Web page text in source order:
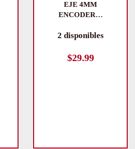
EJE 4MM
ENCODER…
2 disponibles
$29.99